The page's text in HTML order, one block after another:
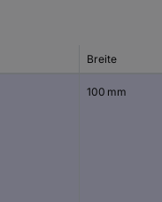
Breite
100 mm